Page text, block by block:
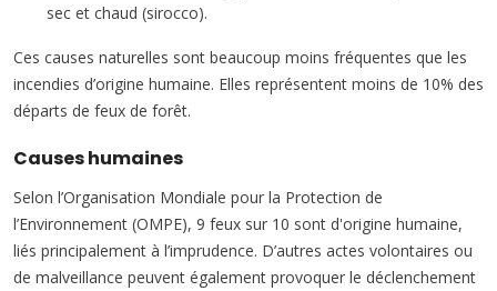
sec et chaud (sirocco).
Ces causes naturelles sont beaucoup moins fréquentes que les
incendies d’origine humaine. Elles représentent moins de 10% des
départs de feux de forêt.
Causes humaines
Selon l’Organisation Mondiale pour la Protection de
l’Environnement (OMPE), 9 feux sur 10 sont d'origine humaine,
liés principalement à l’imprudence. D’autres actes volontaires ou
de malveillance peuvent également provoquer le déclenchement